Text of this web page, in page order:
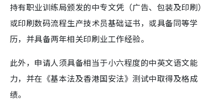
持有职业训练局颁发的中专文凭（广告、包装及印刷）
或印刷数码流程生产技术员基础证书，或具备同等学
历，并具备两年相关印刷业工作经验。
此外，申请人须具备相当于小六程度的中英文语文能
力，并在《基本法及香港国安法》测试中取得及格成
绩。